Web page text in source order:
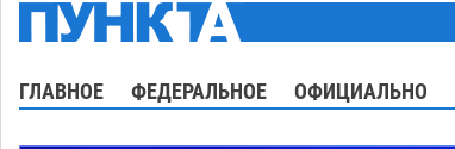
ГЛАВНОЕ ФЕДЕРАЛЬНОЕ ОФИЦИАЛЬНО